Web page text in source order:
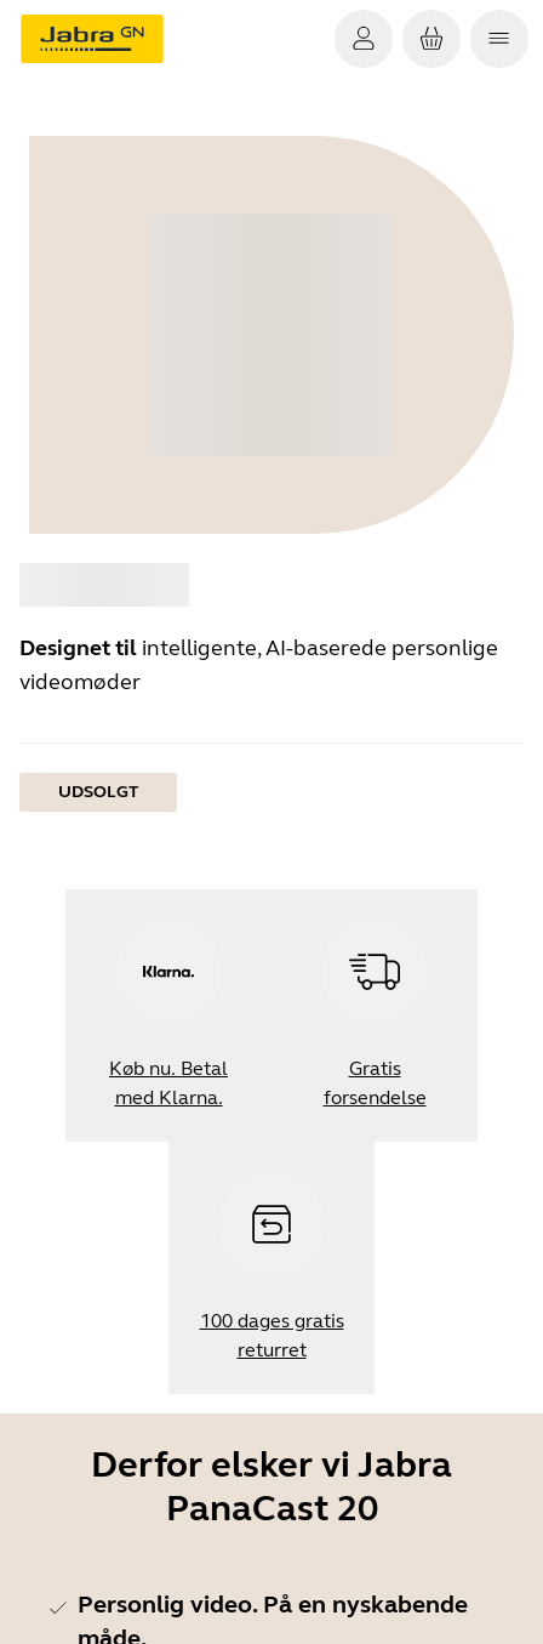
Designet til intelligente, AI-baserede personlige
videomøder
UDSOLGT
Køb nu. Betal
med Klarna.
Gratis
forsendelse
100 dages gratis
returret
Derfor elsker vi Jabra
PanaCast 20
Personlig video. På en nyskabende